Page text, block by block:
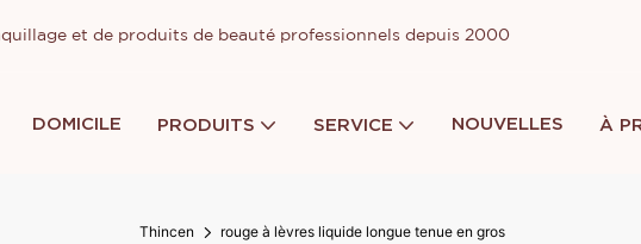
et de produits de beauté professionnels depuis 2000
DOMICILE PRODUITS SERVICE NOUVELLES À
Thincen rouge à lèvres liquide longue tenue en gros